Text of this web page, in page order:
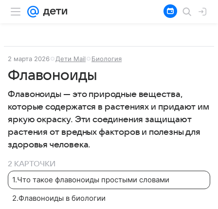
2 марта 2026 Дети Mail Биология
Флавоноиды
Флавоноиды — это природные вещества,
которые содержатся в растениях и придают им
яркую окраску. Эти соединения защищают
растения от вредных факторов и полезны для
здоровья человека.
2 КАРТОЧКИ
1.Что такое флавоноиды простыми словами
2.Флавоноиды в биологии